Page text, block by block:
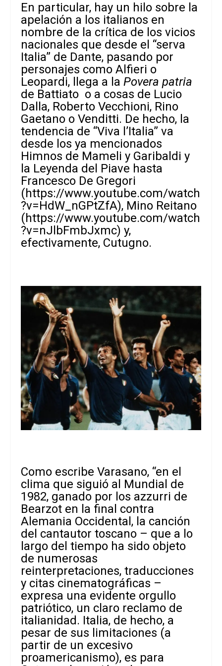
En particular, hay un hilo sobre la
apelación a los italianos en
nombre de la crítica de los vicios
nacionales que desde el “serva
Italia” de Dante, pasando por
personajes como Alfieri o
Leopardi, llega a laPovera patria
de Battiato o a cosas de Lucio
Dalla, Roberto Vecchioni, Rino
Gaetano o Venditti. De hecho, la
tendencia de “Viva l’Italia” va
desde los ya mencionados
Himnos de Mameli y Garibaldi y
la Leyenda del Piave hasta
Francesco De Gregori
(https://www.youtube.com/watch
?v=HdW_nGPtZfA), Mino Reitano
(https://www.youtube.com/watch
?v=nJlbFmbJxmc) y,
efectivamente, Cutugno.
Como escribe Varasano, “en el
clima que siguió al Mundial de
1982, ganado por los azzurri de
Bearzot en la final contra
Alemania Occidental, la canción
del cantautor toscano – que a lo
largo del tiempo ha sido objeto
de numerosas
reinterpretaciones, traducciones
y citas cinematográficas –
expresa una evidente orgullo
patriótico, un claro reclamo de
italianidad. Italia, de hecho, a
pesar de sus limitaciones (a
partir de un excesivo
proamericanismo), es para